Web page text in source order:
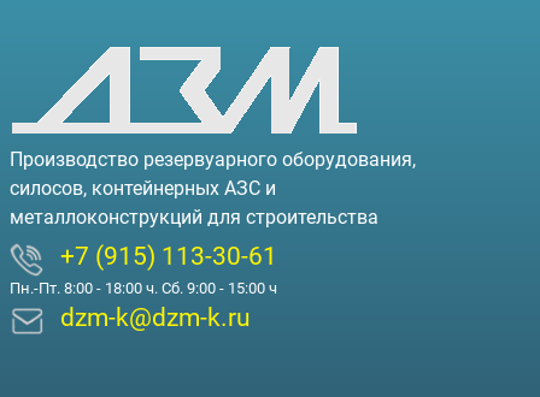
Производство резервуарного оборудования,
силосов, контейнерных АЗС и
металлоконструкций для строительства
+7 (915) 113-30-61
Пн.-Пт. 8:00 - 18:00 ч. Сб. 9:00 - 15:00 ч
dzm-k@dzm-k.ru